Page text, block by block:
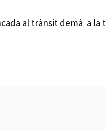
al trànsit demà a